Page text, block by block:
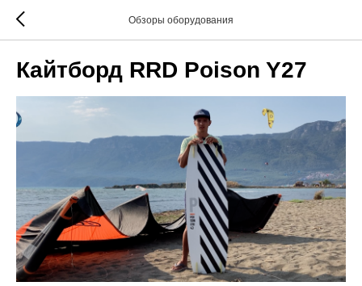
Обзоры оборудования
Кайтборд RRD Poison Y27